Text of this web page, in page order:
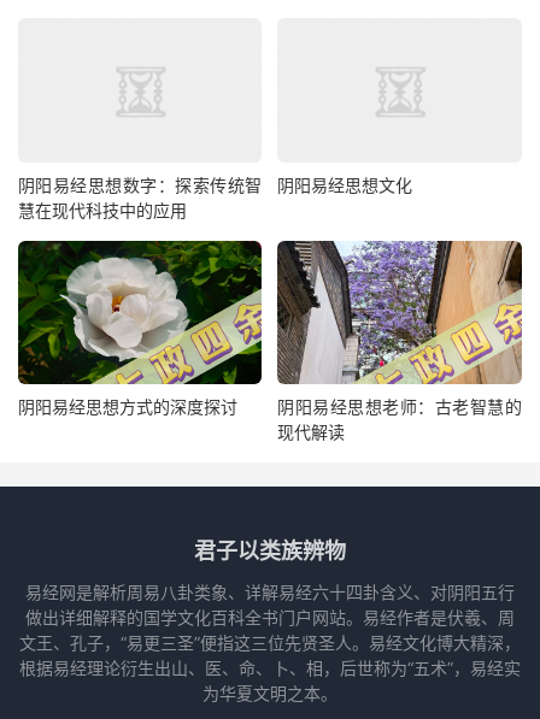
阴阳易经思想数字：探索传统智
慧在现代科技中的应用
阴阳易经思想文化
阴阳易经思想方式的深度探讨
阴阳易经思想老师：古老智慧的
现代解读
君子以类族辨物
易经网是解析周易八卦类象、详解易经六十四卦含义、对阴阳五行
做出详细解释的国学文化百科全书门户网站。易经作者是伏羲、周
文王、孔子，“易更三圣”便指这三位先贤圣人。易经文化博大精深，
根据易经理论衍生出山、医、命、卜、相，后世称为“五术”，易经实
为华夏文明之本。